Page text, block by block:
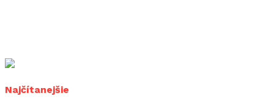
Najčítanejšie